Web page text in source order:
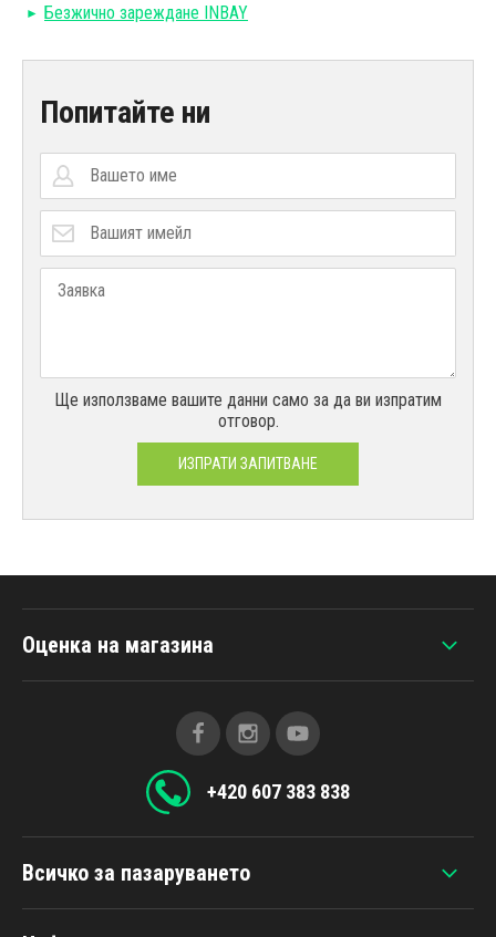
Безжично зареждане INBAY
Попитайте ни
Ще използваме вашите данни само за да ви изпратим
отговор.
ИЗПРАТИ ЗАПИТВАНЕ
Всичко за пазаруването
Оценка на магазина
+420 607 383 838